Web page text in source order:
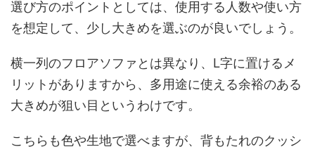
選び方のポイントとしては、使用する人数や使い方
を想定して、少し大きめを選ぶのが良いでしょう。
横一列のフロアソファとは異なり、L字に置けるメ
リットがありますから、多用途に使える余裕のある
大きめが狙い目というわけです。
こちらも色や生地で選べますが、背もたれのクッシ